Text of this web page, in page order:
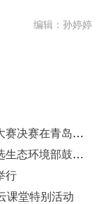
编辑：孙婷婷
第十届全国大学生油气储运工程设计技能大赛决赛在青岛举行
中国石化安全工程研究院油气回收技术入选生态环境部鼓励类推广技术
行
课堂特别活动